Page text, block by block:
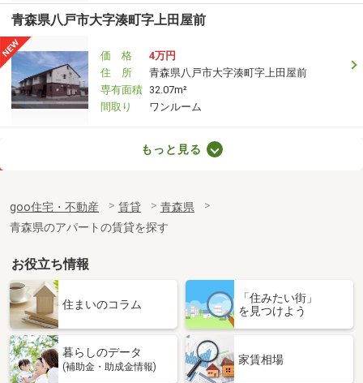
青森県八戸市大字湊町字上田屋前
価 格
4万円
住 所
青森県八戸市大字湊町字上田屋前
専有面積 32.07m²
間取り
ワンルーム
青森県八戸市長苗代１丁目
専有面積
51.8m²
間取り
1LDK
青森県八戸市大字長苗代字蟇河原
価 格
5.40万円
青森県八戸市大字長苗代字蟇河原
専有面積 58.33m²
間取り
もっと見る
goo住宅・不動産 賃貸
青森県
青森県のアパートの賃貸を探す
お役立ち情報
住まいのコラム
「住みたい街」
を見つけよう
暮らしのデータ
(補助金・助成金情報)
家賃相場